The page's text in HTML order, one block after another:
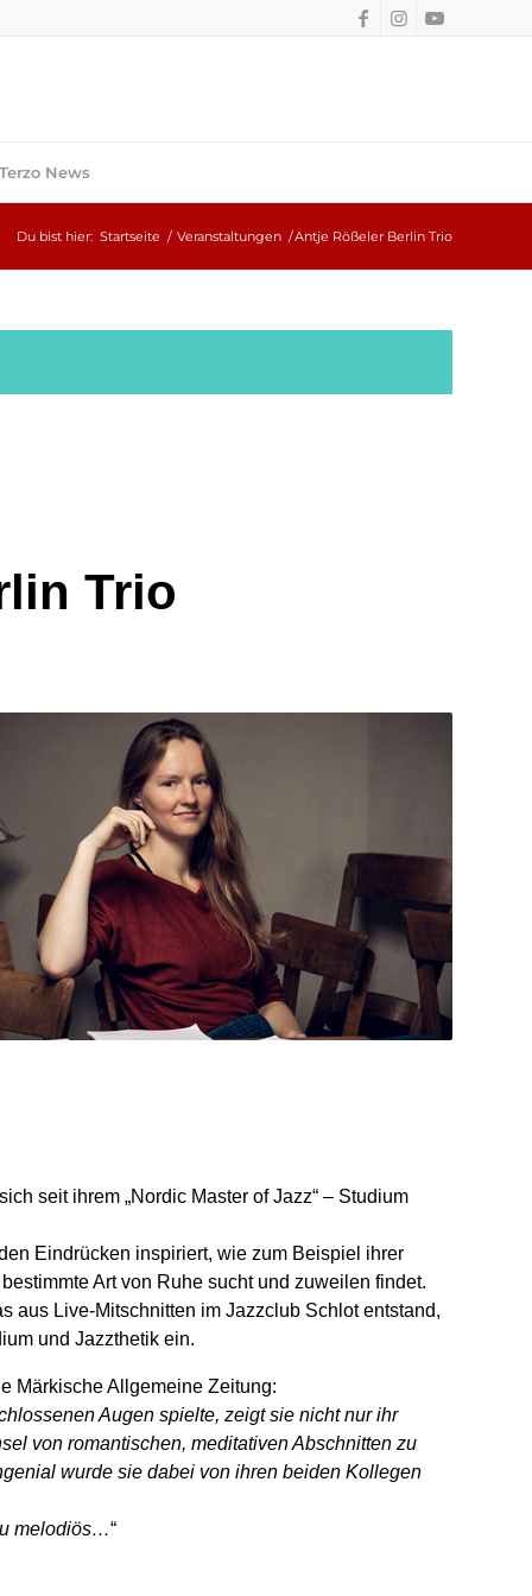
Terzo News
Du bist hier: Startseite / Veranstaltungen /Antje Rößeler Berlin Trio
Trio
seit ihrem „Nordic Master of Jazz“ – Studium
Eindrücken inspiriert, wie zum Beispiel ihrer
Art von Ruhe sucht und zuweilen findet.
aus Live-Mitschnitten im Jazzclub Schlot entstand,
und Jazzthetik ein.
Märkische Allgemeine Zeitung:
Augen spielte, zeigt sie nicht nur ihr
von romantischen, meditativen Abschnitten zu
wurde sie dabei von ihren beiden Kollegen
melodiös…“